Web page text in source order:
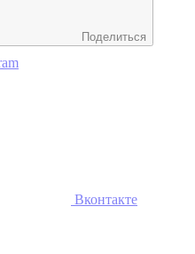
Поделиться
Вконтакте